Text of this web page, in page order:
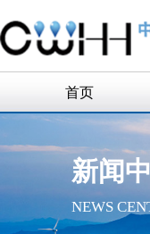
首页
新闻
NEWS